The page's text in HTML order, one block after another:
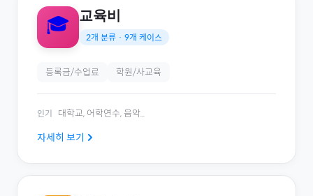
🎓 교육비
2개 분류 · 9개 케이스
등록금/수업료 학원/사교육
인기 대학교, 어학연수, 음악...
자세히 보기